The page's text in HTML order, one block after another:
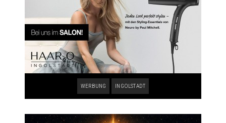
WERBUNG INGOLSTADT